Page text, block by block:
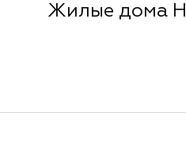
Жилые дома